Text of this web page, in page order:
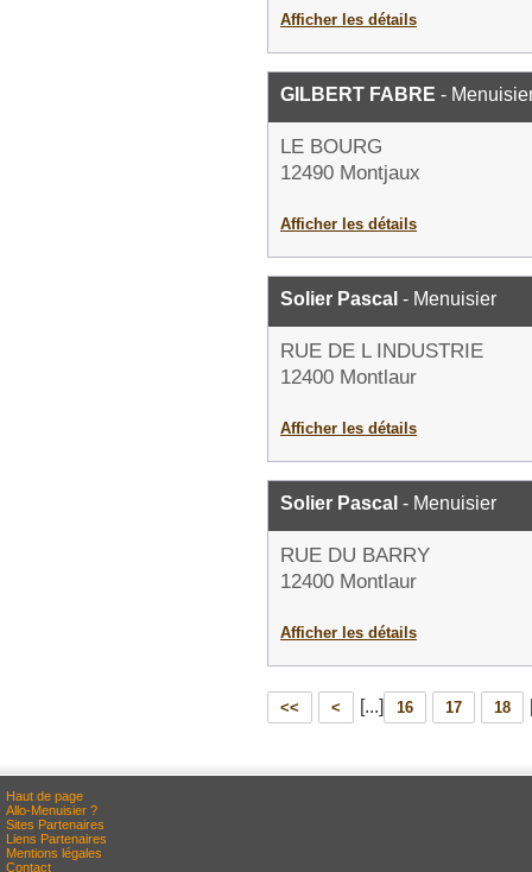
Afficher les détails
GILBERT FABRE -
LE BOURG
12490 Montjaux
Afficher les détails
Solier Pascal - Menuisier
RUE DE L INDUSTRIE
12400 Montlaur
Afficher les détails
Solier Pascal - Menuisier
RUE DU BARRY
12400 Montlaur
Afficher les détails
<< < [...] 16 17 18
Haut de page
Allo-Menuisier ?
Sites Partenaires
Liens Partenaires
Mentions légales
Contact